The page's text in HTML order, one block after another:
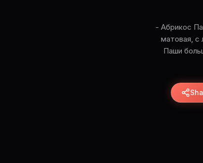
- Абрикос
матовая, с
Паши